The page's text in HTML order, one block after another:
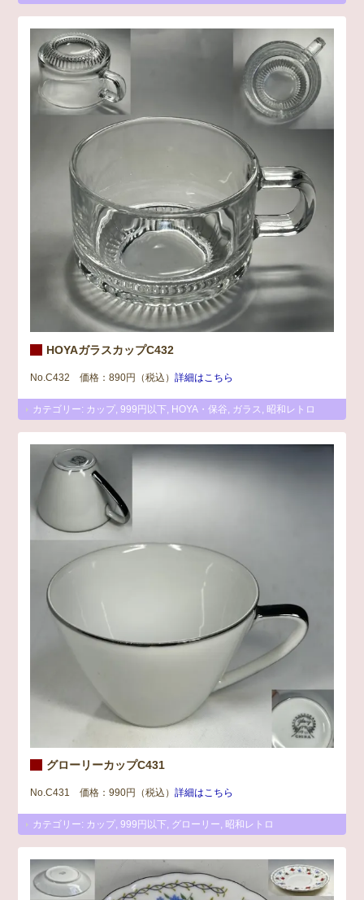
HOYAガラスカップC432
No.C432 価格：890円（税込）詳細はこちら
カテゴリー: カップ ,999円以下 HOYA・保谷 ガラス 昭和レトロ
グローリーカップC431
No.C431 価格：990円（税込）詳細はこちら
カテゴリー: カップ ,999円以下 グローリー 昭和レトロ